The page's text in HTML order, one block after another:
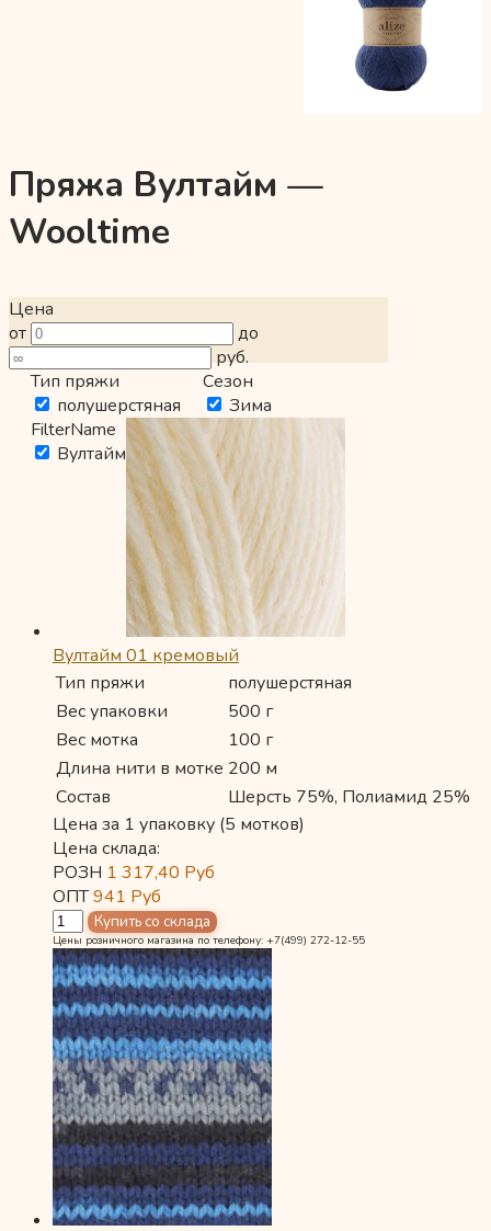
Пряжа Вултайм —
Wooltime
Цена
от
до
руб.
Тип пряжи
полушерстяная
Сезон
Зима
FilterName
Вултайм
Вултайм 01 кремовый
Тип пряжи
полушерстяная
Вес упаковки
500 г
Вес мотка
100 г
Длина нити в мотке 200 м
Состав
Шерсть 75%, Полиамид 25%
Цена за 1 упаковку (5 мотков)
Цена склада:
РОЗН 1 317,40 Руб
ОПТ941 Руб
Цены розничного магазина по телефону: +7(499) 272-12-55